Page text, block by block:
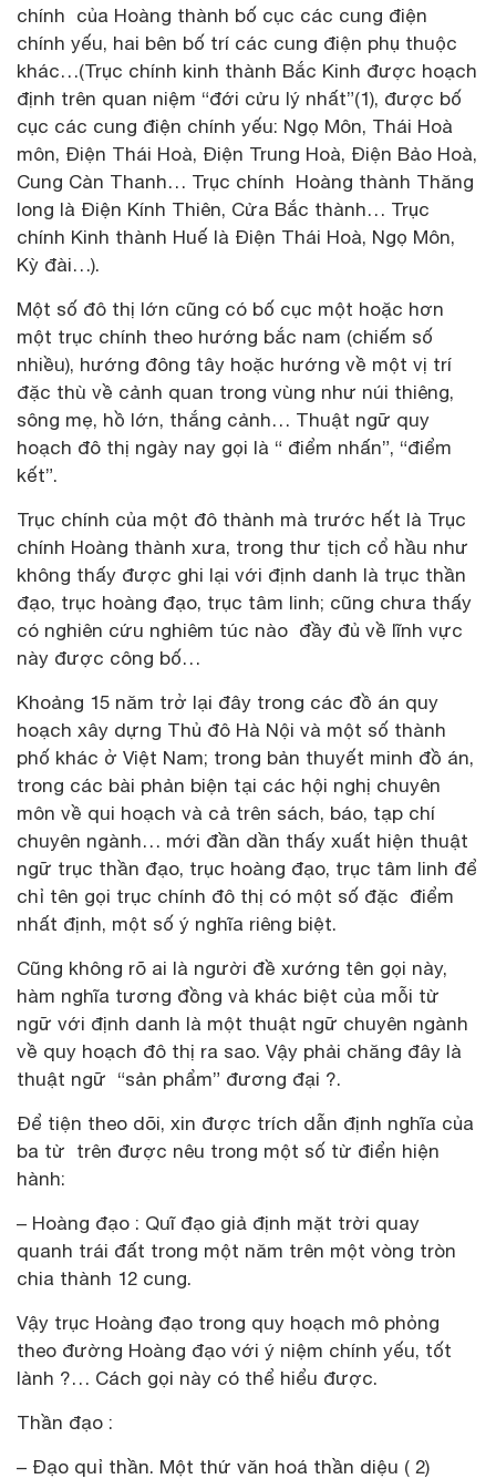
chính của Hoàng thành bố cục các cung điện
chính yếu, hai bên bố trí các cung điện phụ thuộc
khác…(Trục chính kinh thành Bắc Kinh được hoạch
định trên quan niệm “đới cửu lý nhất”(1), được bố
cục các cung điện chính yếu: Ngọ Môn, Thái Hoà
môn, Điện Thái Hoà, Điện Trung Hoà, Điện Bảo Hoà,
Cung Càn Thanh… Trục chính Hoàng thành Thăng
long là Điện Kính Thiên, Cửa Bắc thành… Trục
chính Kinh thành Huế là Điện Thái Hoà, Ngọ Môn,
Kỳ đài…).
Một số đô thị lớn cũng có bố cục một hoặc hơn
một trục chính theo hướng bắc nam (chiếm số
nhiều), hướng đông tây hoặc hướng về một vị trí
đặc thù về cảnh quan trong vùng như núi thiêng,
sông mẹ, hồ lớn, thắng cảnh… Thuật ngữ quy
hoạch đô thị ngày nay gọi là “ điểm nhấn”, “điểm
kết”.
Trục chính của một đô thành mà trước hết là Trục
chính Hoàng thành xưa, trong thư tịch cổ hầu như
không thấy được ghi lại với định danh là trục thần
đạo, trục hoàng đạo, trục tâm linh; cũng chưa thấy
có nghiên cứu nghiêm túc nào đầy đủ về lĩnh vực
này được công bố…
Khoảng 15 năm trở lại đây trong các đồ án quy
hoạch xây dựng Thủ đô Hà Nội và một số thành
phố khác ở Việt Nam; trong bản thuyết minh đồ án,
trong các bài phản biện tại các hội nghị chuyên
môn về qui hoạch và cả trên sách, báo, tạp chí
chuyên ngành… mới đần dần thấy xuất hiện thuật
ngữ trục thần đạo, trục hoàng đạo, trục tâm linh để
chỉ tên gọi trục chính đô thị có một số đặc điểm
nhất định, một số ý nghĩa riêng biệt.
Cũng không rõ ai là người đề xướng tên gọi này,
hàm nghĩa tương đồng và khác biệt của mỗi từ
ngữ với định danh là một thuật ngữ chuyên ngành
về quy hoạch đô thị ra sao. Vậy phải chăng đây là
thuật ngữ “sản phẩm” đương đại ?.
Để tiện theo dõi, xin được trích dẫn định nghĩa của
ba từ trên được nêu trong một số từ điển hiện
hành:
– Hoàng đạo : Quĩ đạo giả định mặt trời quay
quanh trái đất trong một năm trên một vòng tròn
chia thành 12 cung.
Vậy trục Hoàng đạo trong quy hoạch mô phỏng
theo đường Hoàng đạo với ý niệm chính yếu, tốt
lành ?… Cách gọi này có thể hiểu được.
Thần đạo :
– Đạo quỉ thần. Một thứ văn hoá thần diệu ( 2)